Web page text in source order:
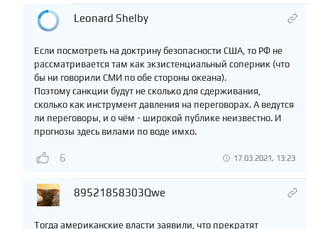
Leonard Shelby
Если посмотреть на доктрину безопасности США, то РФ не
рассматривается там как экзистенциальный соперник (что
бы ни говорили СМИ по обе стороны океана).
Поэтому санкции будут не сколько для сдерживания,
сколько как инструмент давления на переговорах. А ведутся
ли переговоры, и о чём - широкой публике неизвестно. И
прогнозы здесь вилами по воде имхо.
6 17.03.2021, 13:23
89521858303Qwe
Тогда американские власти заявили, что прекратят